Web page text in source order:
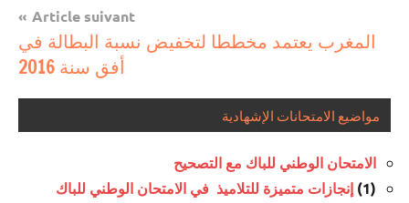
Article suivant
المغرب يعتمد مخططا لتخفيض نسبة البطالة في
أفق سنة 2016
مواضيع الامتحانات الإشهادية
الامتحان الوطني للباك مع التصحيح
(1)
إنجازات متميزة للتلاميذ في الامتحان الوطني للباك